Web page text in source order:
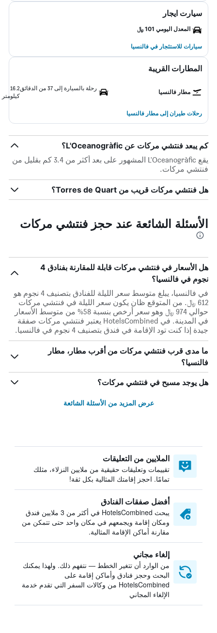
سيارت ايجار
المعدل اليومي 101 ﷼
سيارات للاستئجار في فالنسيا
المطارات القريبة
مطار فالنسيا
رحلة بالسيارة إلى 37 من الدقائق
16.2
كيلومتر
رحلات طيران إلى مطار فالنسيا
كم يبعد فنتشي مركات عن L'Oceanogràfic؟
يقع L'Oceanogràfic المشهور على بعد أكثر من 3.4 كم بقليل من
فنتشي مركات.
هل فنتشي مركات قريب من Torres de Quart؟
الأسئلة الشائعة عند حجز فنتشي مركات
هل الأسعار في فنتشي مركات قابلة للمقارنة بفنادق 4
نجوم في فالنسيا؟
في فالنسيا، يبلغ متوسط ​​سعر الليلة للفنادق بتصنيف 4 نجوم هو
612 ﷼. من المتوقع ظان يكون سعر الليلة في فنتشي مركات
حوالي 974 ﷼ وهو سعر أرخص بنسبة 58% من متوسط الأسعار
في المدينة. في HotelsCombined يعتبر فنتشي مركات صفقة
جيدة إذا كنت تود الإقامة في فندق بتصنيف 4 نجوم في فالنسيا.
ما مدى قرب فنتشي مركات من أقرب مطار، مطار
فالنسيا؟
هل يوجد مسبح في فنتشي مركات؟
عرض المزيد من الأسئلة الشائعة
الملايين من التعليقات
تقييمات وتعليقات حقيقية من ملايين النزلاء، مثلك
تمامًا. احجز إقامتك المثالية بكل ثقة!
أفضل صفقات الفنادق
يبحث HotelsCombined في أكثر من 3 ملايين فندق
ومكان إقامة ويجمعهم في مكان واحد حتى تتمكن من
مقارنة أماكن الإقامة المثالية.
إلغاء مجاني
من الوارد أن تتغير الخطط — نتفهم ذلك. ولهذا يمكنك
البحث وحجز فنادق وأماكن إقامة على
HotelsCombined من وكالات السفر التي تقدم خدمة
الإلغاء المجاني